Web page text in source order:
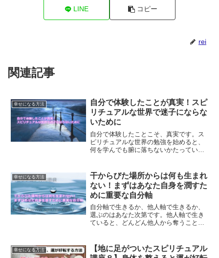
LINE コピー
rei
関連記事
幸せになる方法
自分で体験したことが真実！スピ
リチュアルな世界で迷子にならな
いために
自分で体験したことこそ、真実です。ス
ピリチュアルな世界の勉強を始めると、
何を学んでも腑に落ちないかたっている
してみると、真実に気づくことができる
はずです。
幸せになる方法
干からびた場所からは何も生まれ
ない！まずはあなた自身を潤すた
めに重要な自分軸
自分軸で生きるか、他人軸で生きるか、
選ぶのはあなた次第です。他人軸で生き
ていると、どんどん他人から奪うことに
な人生を歩みたいですか？
幸せになる方法
【地に足がついたスピリチュアル